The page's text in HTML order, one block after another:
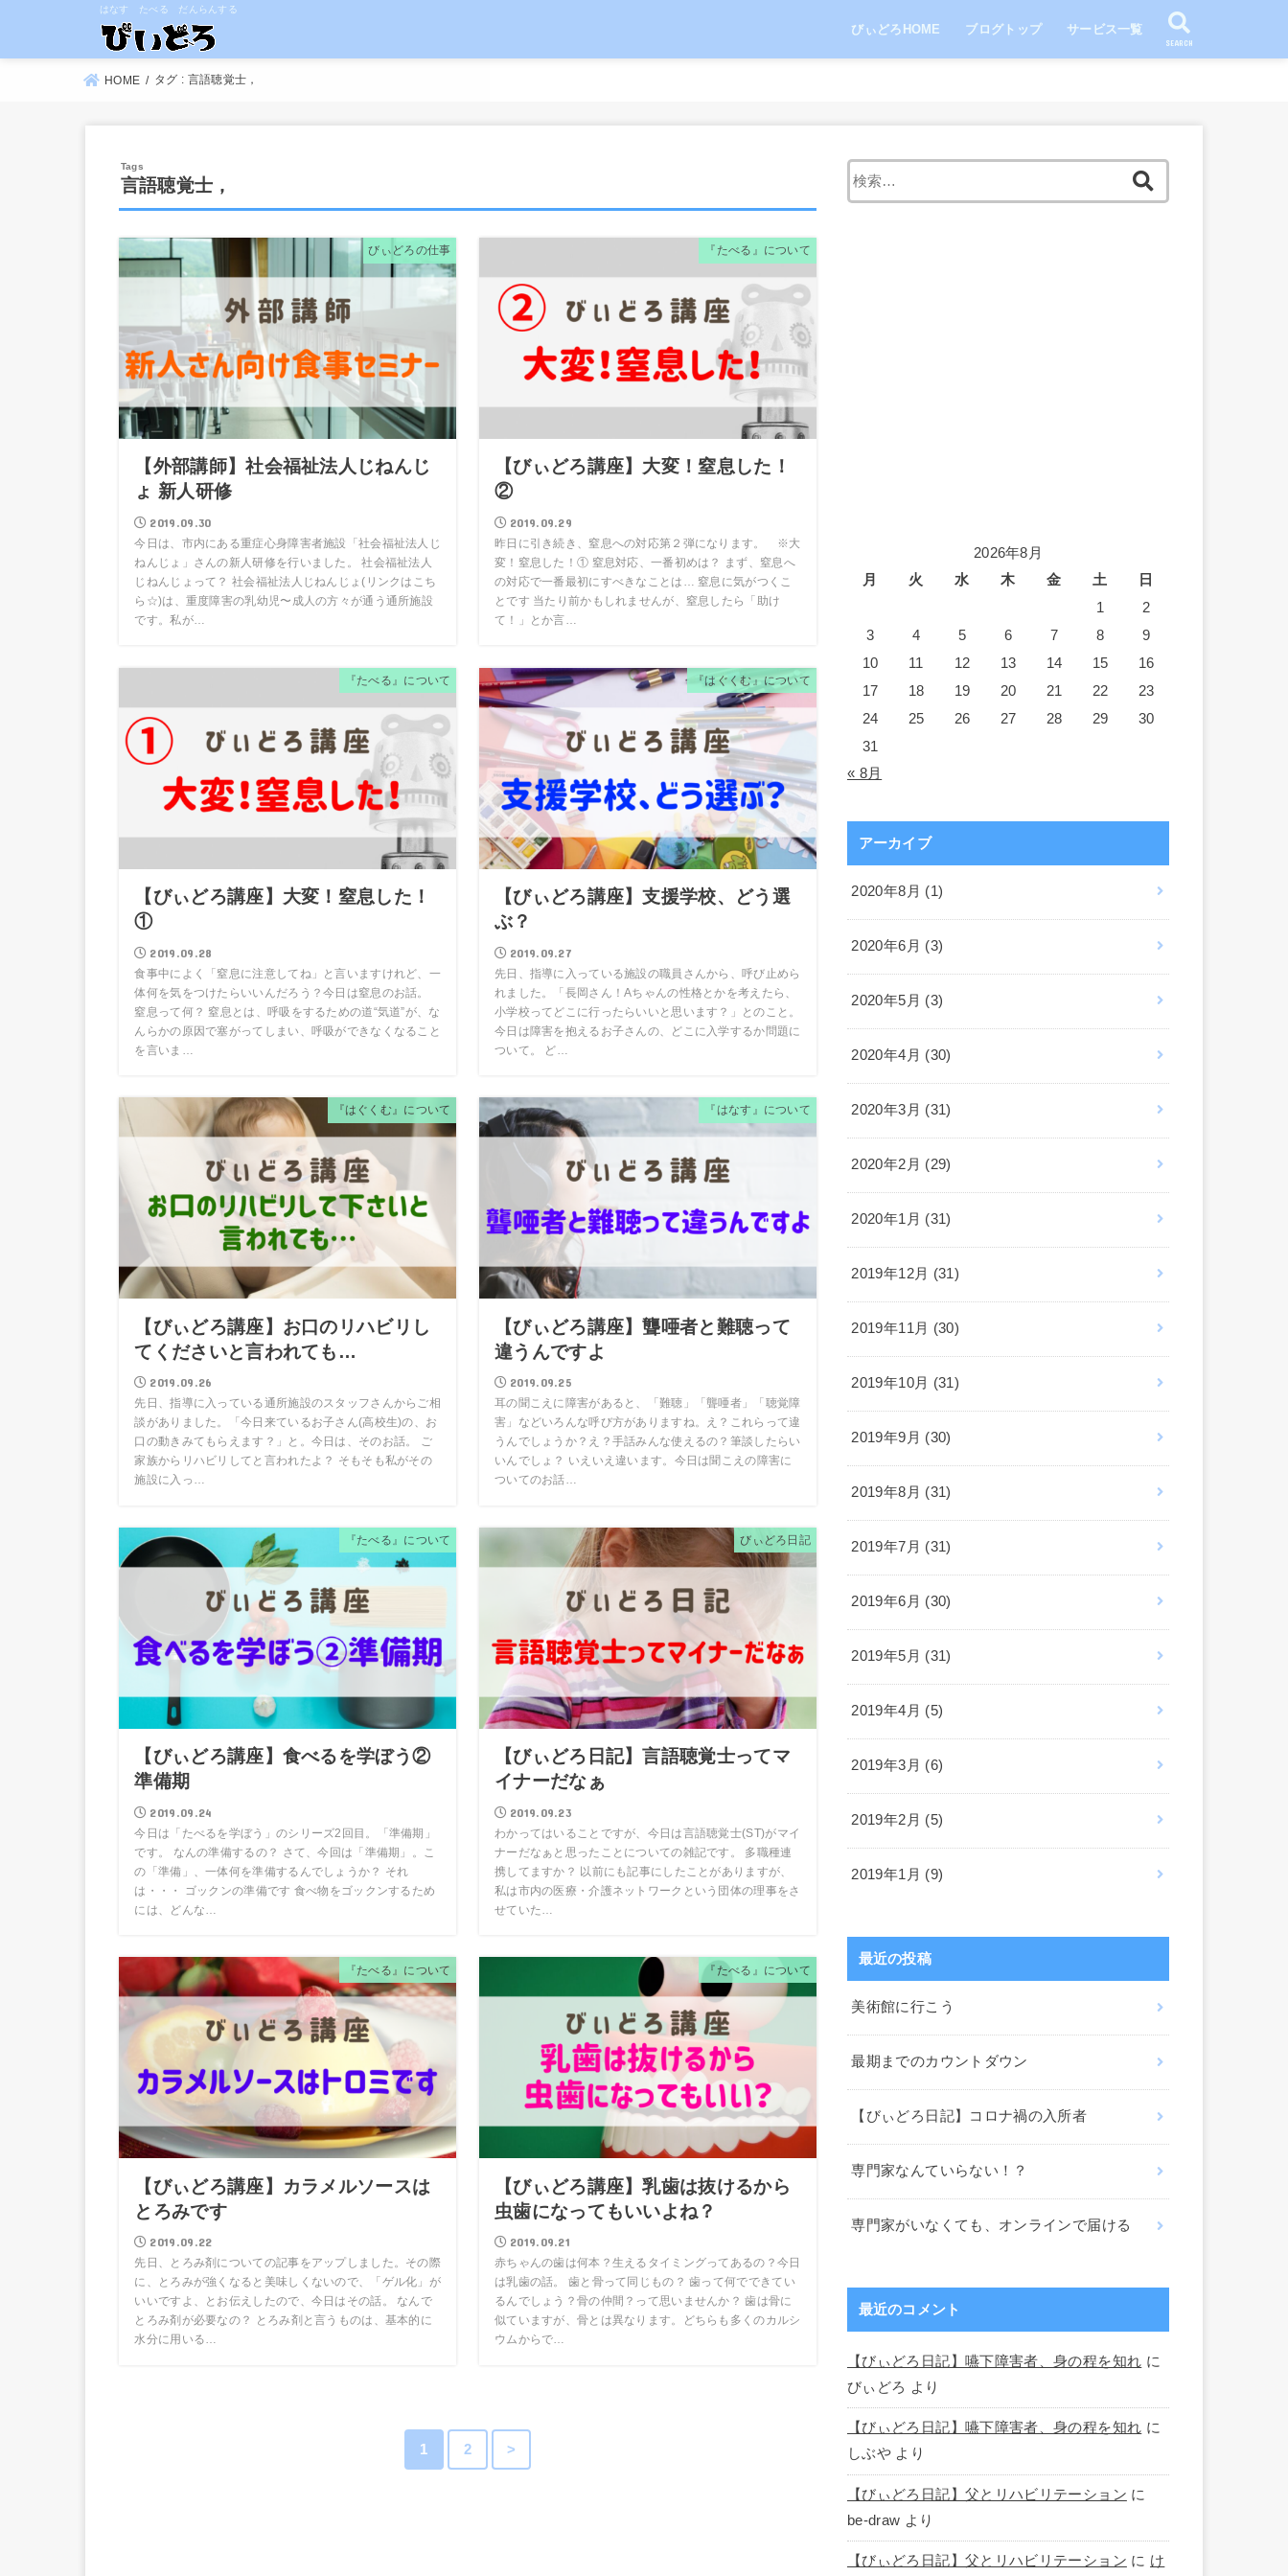
はなす たべる だんらんする
びぃどろHOME ブログトップ サービス一覧
SEARCH
HOME タグ : 言語聴覚士，
言語聴覚士，
びぃどろの仕事
【外部講師】社会福祉法人じねんじ
ょ 新人研修
2019.09.30
今日は、市内にある重症心身障害者施設「社会福祉法人じ
ねんじょ」さんの新人研修を行いました。 社会福祉法人
じねんじょって？ 社会福祉法人じねんじょ(リンクはこち
ら☆)は、重度障害の乳幼児〜成人の方々が通う通所施設
です。私が…
『たべる』について
【びぃどろ講座】大変！窒息した！
②
2019.09.29
昨日に引き続き、窒息への対応第２弾になります。 ※大
変！窒息した！① 窒息対応、一番初めは？ まず、窒息へ
の対応で一番最初にすべきなことは… 窒息に気がつくこ
とです 当たり前かもしれませんが、窒息したら「助け
て！」とか言…
『たべる』について
【びぃどろ講座】大変！窒息した！
①
2019.09.28
食事中によく「窒息に注意してね」と言いますけれど、一
体何を気をつけたらいいんだろう？今日は窒息のお話。
窒息って何？ 窒息とは、呼吸をするための道“気道”が、な
んらかの原因で塞がってしまい、呼吸ができなくなること
を言いま…
『はぐくむ』について
【びぃどろ講座】支援学校、どう選
ぶ？
2019.09.27
先日、指導に入っている施設の職員さんから、呼び止めら
れました。「長岡さん！Aちゃんの性格とかを考えたら、
小学校ってどこに行ったらいいと思います？」とのこと。
今日は障害を抱えるお子さんの、どこに入学するか問題に
ついて。 ど…
『はぐくむ』について
【びぃどろ講座】お口のリハビリし
てくださいと言われても…
2019.09.26
先日、指導に入っている通所施設のスタッフさんからご相
談がありました。「今日来ているお子さん(高校生)の、お
口の動きみてもらえます？」と。今日は、そのお話。 ご
家族からリハビリしてと言われたよ？ そもそも私がその
施設に入っ…
『はなす』について
【びぃどろ講座】聾唖者と難聴って
違うんですよ
2019.09.25
耳の聞こえに障害があると、「難聴」「聾唖者」「聴覚障
害」などいろんな呼び方がありますね。え？これらって違
うんでしょうか？え？手話みんな使えるの？筆談したらい
いんでしょ？ いえいえ違います。今日は聞こえの障害に
ついてのお話…
『たべる』について
【びぃどろ講座】食べるを学ぼう②
準備期
2019.09.24
今日は「たべるを学ぼう」のシリーズ2回目。「準備期」
です。 なんの準備するの？ さて、今回は「準備期」。こ
の「準備」、一体何を準備するんでしょうか？ それ
は・・・ ゴックンの準備です 食べ物をゴックンするため
には、どんな…
びぃどろ日記
【びぃどろ日記】言語聴覚士ってマ
イナーだなぁ
2019.09.23
わかってはいることですが、今日は言語聴覚士(ST)がマイ
ナーだなぁと思ったことについての雑記です。 多職種連
携してますか？ 以前にも記事にしたことがありますが、
私は市内の医療・介護ネットワークという団体の理事をさ
せていた…
『たべる』について
【びぃどろ講座】カラメルソースは
とろみです
2019.09.22
先日、とろみ剤についての記事をアップしました。その際
に、とろみが強くなると美味しくないので、「ゲル化」が
いいですよ、とお伝えしたので、今日はその話。 なんで
とろみ剤が必要なの？ とろみ剤と言うものは、基本的に
水分に用いる…
『たべる』について
【びぃどろ講座】乳歯は抜けるから
虫歯になってもいいよね？
2019.09.21
赤ちゃんの歯は何本？生えるタイミングってあるの？今日
は乳歯の話。 歯と骨って同じもの？ 歯って何でできてい
るんでしょう？骨の仲間？って思いませんか？ 歯は骨に
似ていますが、骨とは異なります。どちらも多くのカルシ
ウムからで…
1 2 >
2026年8月
月
火 水 木 金 土
日
1
2
3
4 5 6 7 8
9
10
11 12 13 14 15
16
17
18 19 20 21 22
23
24
25 26 27 28 29
30
31
« 8月
アーカイブ
2020年8月 (1)
2020年6月 (3)
2020年5月 (3)
2020年4月 (30)
2020年3月 (31)
2020年2月 (29)
2020年1月 (31)
2019年12月 (31)
2019年11月 (30)
2019年10月 (31)
2019年9月 (30)
2019年8月 (31)
2019年7月 (31)
2019年6月 (30)
2019年5月 (31)
2019年4月 (5)
2019年3月 (6)
2019年2月 (5)
2019年1月 (9)
最近の投稿
美術館に行こう
最期までのカウントダウン
【びぃどろ日記】コロナ禍の入所者
専門家なんていらない！？
専門家がいなくても、オンラインで届ける
最近のコメント
【びぃどろ日記】嚥下障害者、身の程を知れ に
びぃどろ より
【びぃどろ日記】嚥下障害者、身の程を知れ に
しぶや より
【びぃどろ日記】父とリハビリテーション に
be-draw より
【びぃどろ日記】父とリハビリテーション に け